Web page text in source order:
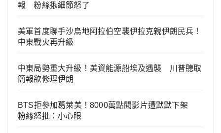
報 粉絲揪細節怒了
美軍首度聯手沙烏地阿拉伯空襲伊拉克親伊朗民兵！
中東戰火再升級
中東局勢重大升級！美資能源船埃及遇襲 川普聽取
簡報欲修理伊朗
BTS拒參加葛萊美！8000萬點閱影片遭默默下架
粉絲怒批：小心眼